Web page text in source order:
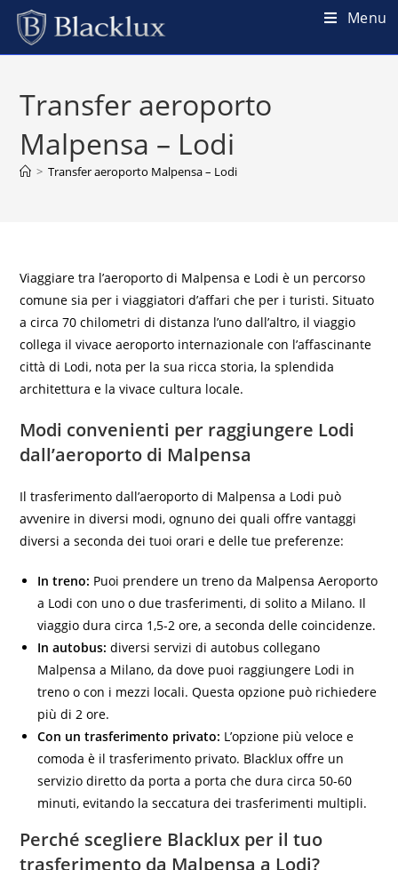
Menu
Transfer aeroporto
Malpensa – Lodi
> Transfer aeroporto Malpensa – Lodi
Viaggiare tra l’aeroporto di Malpensa e Lodi è un percorso
comune sia per i viaggiatori d’affari che per i turisti. Situato
a circa 70 chilometri di distanza l’uno dall’altro, il viaggio
collega il vivace aeroporto internazionale con l’affascinante
città di Lodi, nota per la sua ricca storia, la splendida
architettura e la vivace cultura locale.
Modi convenienti per raggiungere Lodi
dall’aeroporto di Malpensa
Il trasferimento dall’aeroporto di Malpensa a Lodi può
avvenire in diversi modi, ognuno dei quali offre vantaggi
diversi a seconda dei tuoi orari e delle tue preferenze:
In treno: Puoi prendere un treno da Malpensa Aeroporto
a Lodi con uno o due trasferimenti, di solito a Milano. Il
viaggio dura circa 1,5-2 ore, a seconda delle coincidenze.
In autobus: diversi servizi di autobus collegano
Malpensa a Milano, da dove puoi raggiungere Lodi in
treno o con i mezzi locali. Questa opzione può richiedere
più di 2 ore.
Con un trasferimento privato: L’opzione più veloce e
comoda è il trasferimento privato. Blacklux offre un
servizio diretto da porta a porta che dura circa 50-60
minuti, evitando la seccatura dei trasferimenti multipli.
Perché scegliere Blacklux per il tuo
trasferimento da Malpensa a Lodi?